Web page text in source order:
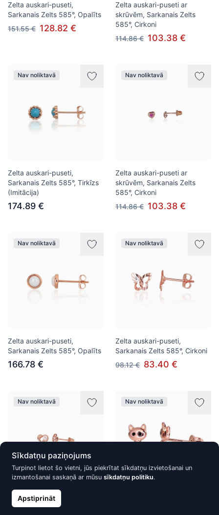
Zelta auskari-puseti,
Sarkanais Zelts 585°, Opalīts
151.55 € 128.82 €
Zelta auskari-puseti ar
skrūvēm, Sarkanais Zelts
585°, Cirkoni
114.86 € 103.38 €
Nav noliktavā
Zelta auskari-puseti,
Sarkanais Zelts 585°, Tirkīzs
(Imitācija)
174.89 €
Nav noliktavā
Zelta auskari-puseti ar
skrūvēm, Sarkanais Zelts
585°, Cirkoni
114.86 € 103.38 €
Nav noliktavā
Zelta auskari-puseti,
Sarkanais Zelts 585°, Opalīts
166.78 €
Nav noliktavā
Zelta auskari-puseti,
Sarkanais Zelts 585°, Cirkoni
98.12 € 83.40 €
Nav noliktavā
Zelta auskari-puseti ar
skrūvēm, Sarkanais Zelts
Nav noliktavā
Sīkdatņu paziņojums
Turpinot lietot šo vietni, jūs piekrītat sīkdatņu izvietošanai un
izmantošanai saskaņā ar mūsu sīkdatņu politiku.
Apstiprināt